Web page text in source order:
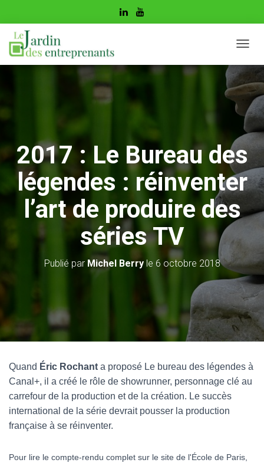
É
L
R
L
N
A
V
T
2017 : Le Bureau des
légendes : réinventer
l’art de produire des
séries TV
Publié par Michel Berryle 6 octobre 2018
Quand Éric Rochant a proposé Le bureau des légendes à
Canal+, il a créé le rôle de showrunner, personnage clé au
carrefour de la production et de la création. Le succès
international de la série devrait pousser la production
française à se réinventer.
Pour lire le compte-rendu complet sur le site de l'École de Paris,